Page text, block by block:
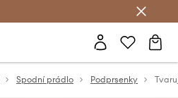
Spodní prádlo Podprsenky